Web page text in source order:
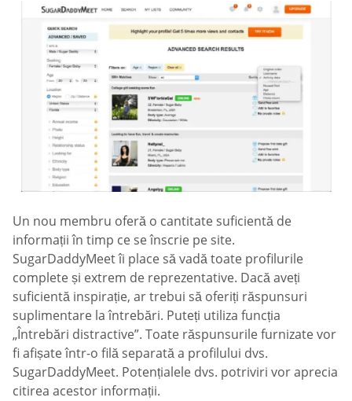
Un nou membru oferă o cantitate suficientă de
informații în timp ce se înscrie pe site.
SugarDaddyMeet îi place să vadă toate profilurile
complete și extrem de reprezentative. Dacă aveți
suficientă inspirație, ar trebui să oferiți răspunsuri
suplimentare la întrebări. Puteți utiliza funcția
„Întrebări distractive”. Toate răspunsurile furnizate vor
fi afișate într-o filă separată a profilului dvs.
SugarDaddyMeet. Potențialele dvs. potriviri vor aprecia
citirea acestor informații.